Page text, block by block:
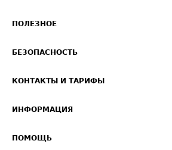
ПОЛЕЗНОЕ
Звезды ATI.SU на вашем сайте
Средние ставки
БЕЗОПАСНОСТЬ
Светофор+
О формировании Паспорта
КОНТАКТЫ И ТАРИФЫ
Реклама на сайте
ИНФОРМАЦИЯ
ПОМОЩЬ